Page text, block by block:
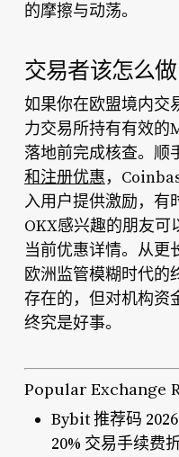
的摩擦与动荡。
交易者该怎么做
如果你在欧盟境内交
力交易所持有有效的
落地前完成核查。顺
和注册优惠，
入用户提供激励，有
OKX感兴趣的朋友可
当前优惠详情。从更
欧洲监管模糊时代
存在的，但对机构资
终究是好事。
Popular Exchange
Bybit 推荐码
20% 交易手续费